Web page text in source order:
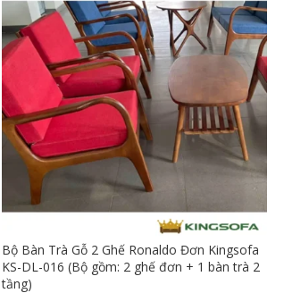
Bộ Bàn Trà Gỗ 2 Ghế Ronaldo Đơn Kingsofa
KS-DL-016 (Bộ gồm: 2 ghế đơn + 1 bàn trà 2
tầng)